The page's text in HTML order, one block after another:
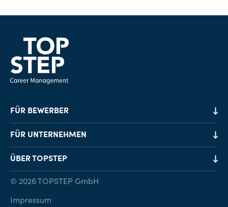
FÜR BEWERBER
Job-Finder
Karriereberatung
FÜR UNTERNEHMEN
Personalvermittlung
Personalsuche
ÜBER TOPSTEP
© 2026 TOPSTEP GmbH
Impressum